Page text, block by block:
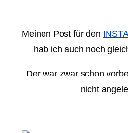
Meinen Post für den
hab ich auch noch
Der war zwar schon
nicht